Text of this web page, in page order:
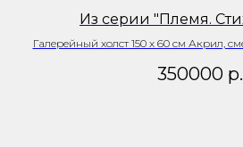
Из серии "Племя.
Галерейный холст 150 х 60 см Акрил,
350000 р.